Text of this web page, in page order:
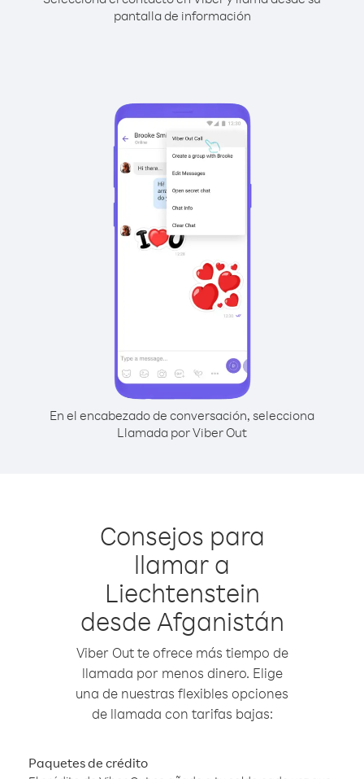
pantalla de información
En el encabezado de conversación, selecciona
Llamada por Viber Out
Consejos para
llamar a
Liechtenstein
desde Afganistán
Viber Out te ofrece más tiempo de
llamada por menos dinero. Elige
una de nuestras flexibles opciones
de llamada con tarifas bajas:
Paquetes de crédito